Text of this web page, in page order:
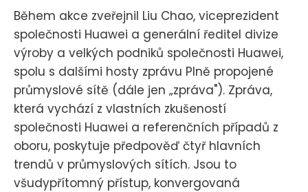
Během akce zveřejnil Liu Chao, viceprezident
společnosti Huawei a generální ředitel divize
výroby a velkých podniků společnosti Huawei,
spolu s dalšími hosty zprávu Plně propojené
průmyslové sítě (dále jen „zpráva"). Zpráva,
která vychází z vlastních zkušeností
společnosti Huawei a referenčních případů z
oboru, poskytuje předpověď čtyř hlavních
trendů v průmyslových sítích. Jsou to
všudypřítomný přístup, konvergovaná